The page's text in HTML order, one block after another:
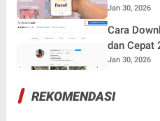
Jan 30, 2026
Cara
dan Cepat
Jan 30, 2026
REKOMENDASI